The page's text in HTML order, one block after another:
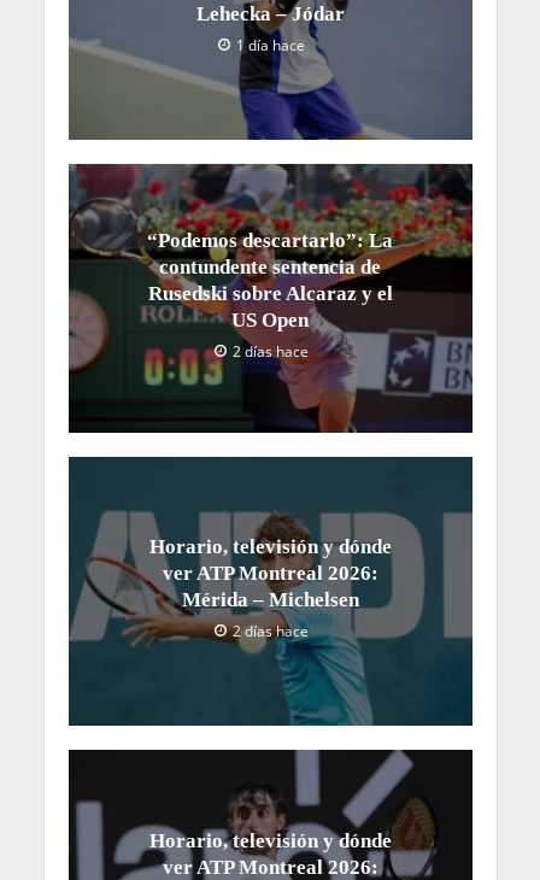
Lehecka – Jódar
1 día hace
“Podemos descartarlo”: La
contundente sentencia de
Rusedski sobre Alcaraz y el
US Open
2 días hace
Horario, televisión y dónde
ver ATP Montreal 2026:
Mérida – Michelsen
2 días hace
Horario, televisión y dónde
ver ATP Montreal 2026: